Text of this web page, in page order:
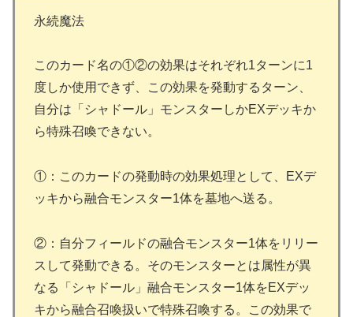
永続魔法
このカード名の①②の効果はそれぞれ1ターンに1
度しか使用できず、この効果を発動するターン、
自分は「シャドール」モンスターしかEXデッキか
ら特殊召喚できない。
①：このカードの発動時の効果処理として、EXデ
ッキから融合モンスター1体を墓地へ送る。
②：自分フィールドの融合モンスター1体をリリー
スして発動できる。そのモンスターとは属性が異
なる「シャドール」融合モンスター1体をEXデッ
キから融合召喚扱いで特殊召喚する。この効果で